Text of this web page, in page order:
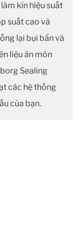
kín hiệu suất
suất cao và
lại bụi bẩn và
liệu ăn mòn
Sealing
các hệ thống
của bạn.